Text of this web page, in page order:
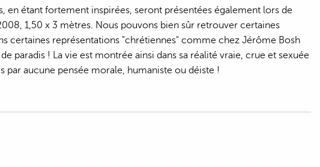
étant fortement inspirées, seront présentées également lors de
1,50 x 3 mètres. Nous pouvons bien sûr retrouver certaines
certaines représentations "chrétiennes" comme chez Jérôme Bosh
paradis ! La vie est montrée ainsi dans sa réalité vraie, crue et sexuée
par aucune pensée morale, humaniste ou déiste !